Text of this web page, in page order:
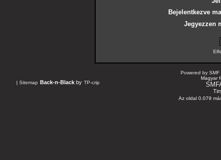
Bejelentkezve
Jegyezzen
| Sitemap Back-n-Black by TP-crip
Powered by SMF
Magyar
Az oldal 0.079